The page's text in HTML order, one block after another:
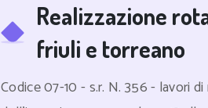
Realizzazione
friuli e torreano
Codice 07-10 - s.r. N. 356 - lavori